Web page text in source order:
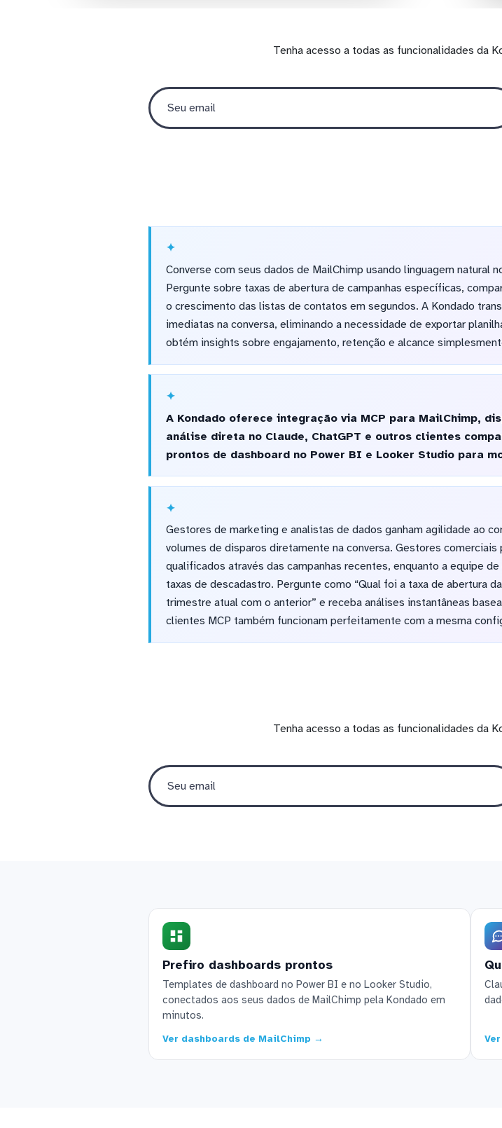
Tenha acesso a todas as funcionalidades da
Converse com seus dados de MailChimp usando linguagem natural
Pergunte sobre taxas de abertura de campanhas específicas,
o crescimento das listas de contatos em segundos. A Kondado
imediatas na conversa, eliminando a necessidade de exportar
obtém insights sobre engajamento, retenção e alcance
A Kondado oferece integração via MCP para MailChimp,
análise direta no Claude, ChatGPT e outros clientes
prontos de dashboard no Power BI e Looker Studio para
Gestores de marketing e analistas de dados ganham agilidade ao
volumes de disparos diretamente na conversa. Gestores
qualificados através das campanhas recentes, enquanto a equipe
taxas de descadastro. Pergunte como “Qual foi a taxa de abertura
trimestre atual com o anterior” e receba análises instantâneas
clientes MCP também funcionam perfeitamente com a mesma
Tenha acesso a todas as funcionalidades da
Prefiro dashboards prontos
Templates de dashboard no Power BI e no Looker Studio,
conectados aos seus dados de MailChimp pela Kondado em
minutos.
Ver dashboards de MailChimp →